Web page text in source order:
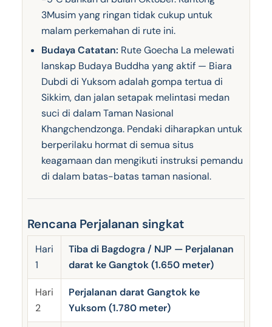
3Musim yang ringan tidak cukup untuk
malam perkemahan di rute ini.
Budaya Catatan: Rute Goecha La melewati
lanskap Budaya Buddha yang aktif — Biara
Dubdi di Yuksom adalah gompa tertua di
Sikkim, dan jalan setapak melintasi medan
suci di dalam Taman Nasional
Khangchendzonga. Pendaki diharapkan untuk
berperilaku hormat di semua situs
keagamaan dan mengikuti instruksi pemandu
di dalam batas-batas taman nasional.
Rencana Perjalanan singkat
Hari
1
Tiba di Bagdogra / NJP — Perjalanan
darat ke Gangtok (1.650 meter)
Hari
2
Perjalanan darat Gangtok ke
Yuksom (1.780 meter)